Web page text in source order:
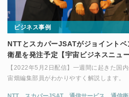
ビジネス事例
NTTとスカパーJSATがジョイント
衛星を発注予定【宇宙ビジネスニュー
【2022年5月2日配信】一週間に起きた国
宙畑編集部員がわかりやすく解説します。